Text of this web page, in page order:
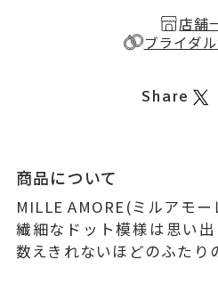
店舗
ブライダ
Share
商品について
MILLE AMORE(ミルアモ
繊細なドット模様は思い出
数えきれないほどのふたり